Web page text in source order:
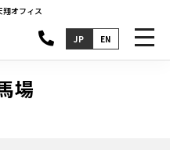
オフィス
JP EN
場